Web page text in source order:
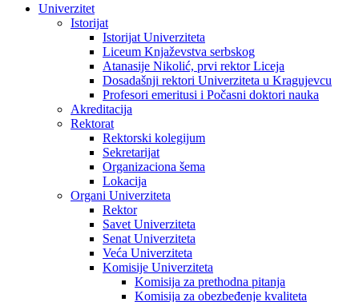
Univerzitet
Istorijat
Istorijat Univerziteta
Liceum Knjaževstva serbskog
Atanasije Nikolić, prvi rektor Liceja
Dosadašnji rektori Univerziteta u Kragujevcu
Profesori emeritusi i Počasni doktori nauka
Akreditacija
Rektorat
Rektorski kolegijum
Sekretarijat
Organizaciona šema
Lokacija
Organi Univerziteta
Rektor
Savet Univerziteta
Senat Univerziteta
Veća Univerziteta
Komisije Univerziteta
Komisija za prethodna pitanja
Komisija za obezbeđenje kvaliteta